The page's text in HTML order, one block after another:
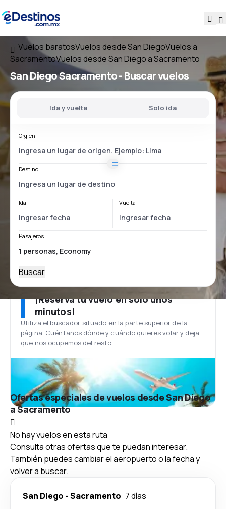
Vuelos baratosVuelos desde San DiegoVuelos a
SacramentoVuelos desde San Diego a Sacramento
San Diego Sacramento- Buscar vuelos
Ida y vuelta Solo ida
Orgien
Destino
Ida Vuelta
Pasajeros
Buscar
¡Reserva tu vuelo en solo unos
minutos!
Utiliza el buscador situado en la parte superior de la
página. Cuéntanos dónde y cuándo quieres volar y deja
que nos ocupemos del resto.
Ofertas especiales de vuelos desde San Diego
a Sacramento
No hay vuelos en esta ruta
Consulta otras ofertas que te puedan interesar.
También puedes cambiar el aeropuerto o la fecha y
volver a buscar.
San Diego -Sacramento 7 días